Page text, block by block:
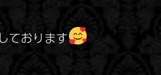
ております